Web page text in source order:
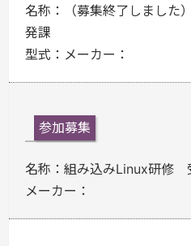
名称：
（募集終了しまし
発課
型式： メーカー：
参加募集
名称：組み込みLinux研修
メーカー：